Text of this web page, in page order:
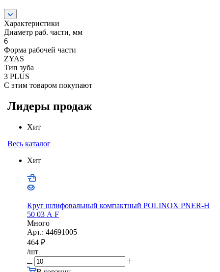
Характеристики
Диаметр раб. части, мм
6
Форма рабочей части
ZYAS
Тип зуба
3 PLUS
С этим товаром покупают
Лидеры продаж
Хит
Весь каталог
Хит
Круг шлифовальный компактный POLINOX PNER-Н
50 03 А F
Много
Арт.: 44691005
464 ₽
/шт